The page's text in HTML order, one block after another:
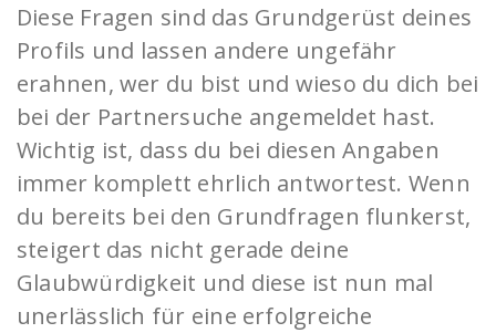
Diese Fragen sind das Grundgerüst deines
Profils und lassen andere ungefähr
erahnen, wer du bist und wieso du dich bei
bei der Partnersuche angemeldet hast.
Wichtig ist, dass du bei diesen Angaben
immer komplett ehrlich antwortest. Wenn
du bereits bei den Grundfragen flunkerst,
steigert das nicht gerade deine
Glaubwürdigkeit und diese ist nun mal
unerlässlich für eine erfolgreiche